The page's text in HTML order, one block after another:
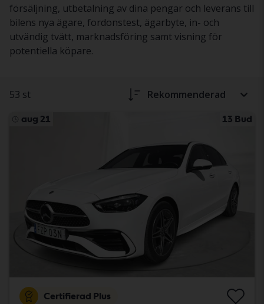
försäljning, utbetalning av dina pengar och leverans till
bilens nya ägare, fordonstest, ägarbyte, in- och
utvändig tvätt, marknadsföring samt visning för
potentiella köpare.
53 st Rekommenderad
aug 21 13 Bud
Certifierad Plus